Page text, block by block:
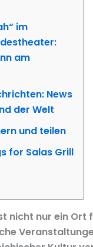
im
am
News
der Welt
und teilen
for Salas Grill
nicht nur ein Ort